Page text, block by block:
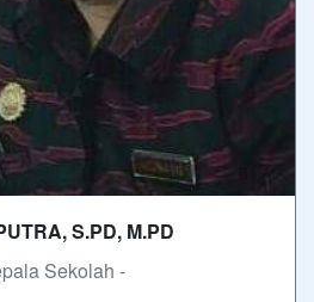
S.PD, M.PD
Sekolah -